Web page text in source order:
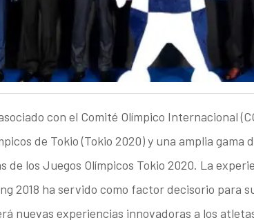
con el Comité Olímpico Internacional
de Tokio (Tokio 2020) y una amplia gama
de los Juegos Olímpicos Tokio 2020. La
2018 ha servido como factor decisorio para
nuevas experiencias innovadoras a los